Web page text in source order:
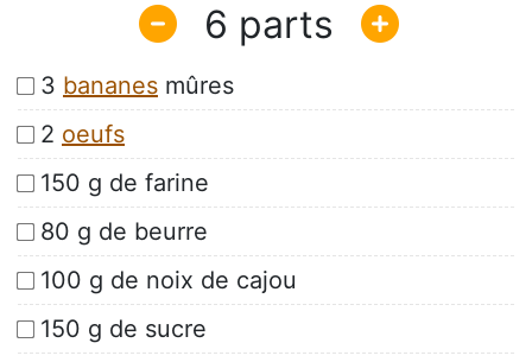
6
3 bananes mûres
2 oeufs
150 g de farine
80 g de beurre
100 g de noix de cajou
150 g de sucre